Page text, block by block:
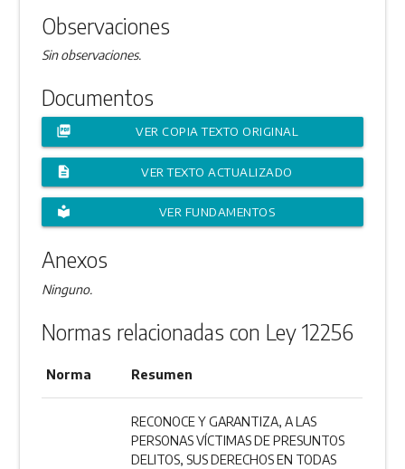
Observaciones
Sin observaciones.
Documentos
picture_as_pdf VER COPIA TEXTO ORIGINAL
description VER TEXTO ACTUALIZADO
local_library VER FUNDAMENTOS
Anexos
Ninguno.
Normas relacionadas con Ley 12256
Norma Resumen
RECONOCE Y GARANTIZA, A LAS
PERSONAS VÍCTIMAS DE PRESUNTOS
DELITOS, SUS DERECHOS EN TODAS